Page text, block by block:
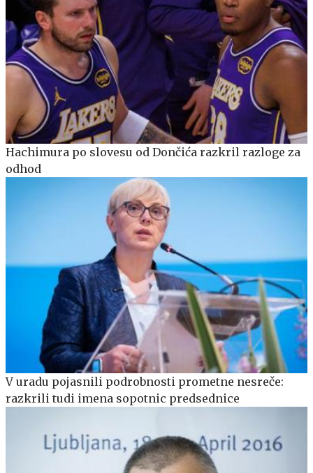
Hachimura po slovesu od Dončića razkril razloge za
odhod
V uradu pojasnili podrobnosti prometne nesreče:
razkrili tudi imena sopotnic predsednice